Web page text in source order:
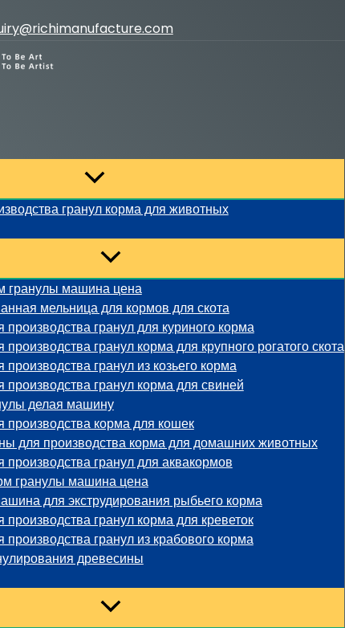
гранул корма для животных
гранулы машина цена
мельница для кормов для скота
гранул для куриного корма
гранул корма для крупного рогатого скота
гранул из козьего корма
гранул корма для свиней
делая машину
корма для кошек
для производства корма для домашних животных
гранул для аквакормов
гранулы машина цена
для экструдирования рыбьего корма
гранул корма для креветок
гранул из крабового корма
древесины